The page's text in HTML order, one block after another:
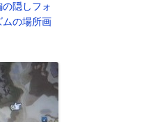
隠しフォ
ムの場所画